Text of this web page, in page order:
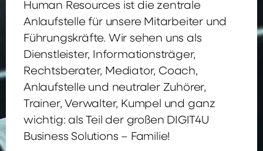
Human Resources ist die zentrale
Anlaufstelle für unsere Mitarbeiter und
Führungskräfte. Wir sehen uns als
Dienstleister, Informationsträger,
Rechtsberater, Mediator, Coach,
Anlaufstelle und neutraler Zuhörer,
Trainer, Verwalter, Kumpel und ganz
wichtig: als Teil der großen DIGIT4U
Business Solutions – Familie!